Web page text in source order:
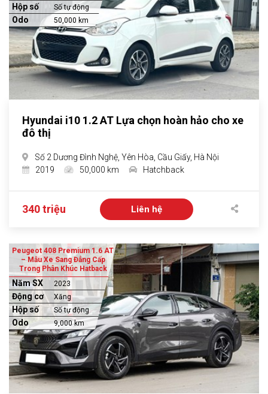
Hộp số Số tự động
Odo 50,000 km
Hyundai i10 1.2 AT Lựa chọn hoàn hảo cho xe
đô thị
Số 2 Dương Đình Nghệ, Yên Hòa, Cầu Giấy, Hà Nội
2019
50,000 km Hatchback
340 triệu Liên hệ
Peugeot 408 Premium 1.6 AT
– Mẫu Xe Sang Đẳng Cấp
Trong Phân Khúc Hatback
Năm SX 2023
Động cơ Xăng
Hộp số Số tự động
Odo 9,000 km